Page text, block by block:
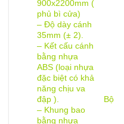
900x2200mm (
phủ bì cửa)
– Độ dày cánh
35mm (± 2).
– Kết cấu cánh
bằng nhựa
ABS (loại nhựa
đặc biệt có khả
năng chịu va
đập ).
– Khung bao
bằng nhựa
Bộ